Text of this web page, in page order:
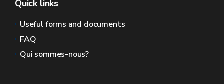
Quick links
Useful forms and documents
FAQ
Qui sommes-nous?